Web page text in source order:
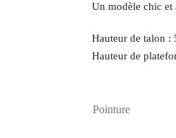
Un modèle chic et
Hauteur de talon :
Hauteur de
Pointure